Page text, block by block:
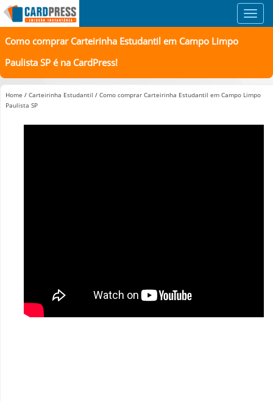
Como comprar Carteirinha Estudantil em Campo Limpo
Paulista SP é na CardPress!
Home / Carteirinha Estudantil / Como comprar Carteirinha Estudantil em Campo Limpo
Paulista SP